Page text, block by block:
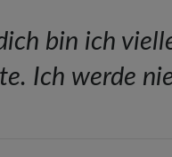
bin ich
Ich werde